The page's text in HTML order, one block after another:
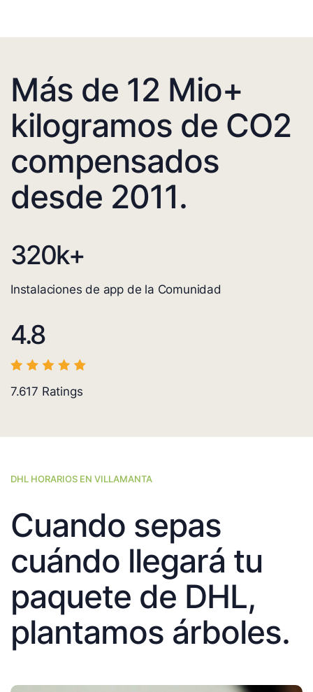
Más de 12 Mio+
kilogramos de CO2
compensados
desde 2011.
320k+
Instalaciones de app de la Comunidad
4.8
7.617 Ratings
DHL HORARIOS EN VILLAMANTA
Cuando sepas
cuándo llegará tu
paquete de DHL,
plantamos árboles.